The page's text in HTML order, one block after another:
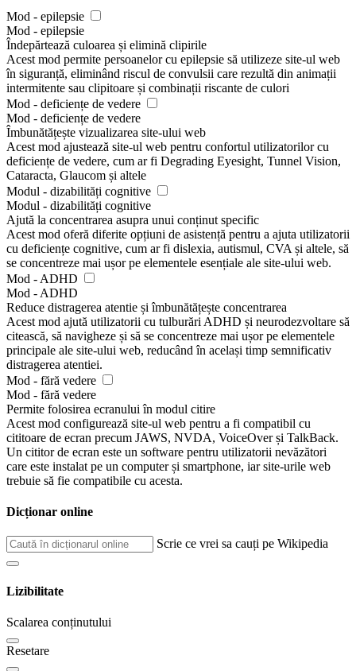
Mod - epilepsie
Mod - epilepsie
Îndepărtează culoarea și elimină clipirile
Acest mod permite persoanelor cu epilepsie să utilizeze site-ul web
în siguranță, eliminând riscul de convulsii care rezultă din animații
intermitente sau clipitoare și combinații riscante de culori
Mod - deficiențe de vedere
Mod - deficiențe de vedere
Îmbunătățește vizualizarea site-ului web
Acest mod ajustează site-ul web pentru confortul utilizatorilor cu
deficiențe de vedere, cum ar fi Degrading Eyesight, Tunnel Vision,
Cataracta, Glaucom și altele
Modul - dizabilități cognitive
Modul - dizabilități cognitive
Ajută la concentrarea asupra unui conținut specific
Acest mod oferă diferite opțiuni de asistență pentru a ajuta utilizatorii
cu deficiențe cognitive, cum ar fi dislexia, autismul, CVA și altele, să
se concentreze mai ușor pe elementele esențiale ale site-ului web.
Mod - ADHD
Mod - ADHD
Reduce distragerea atentie și îmbunătățește concentrarea
Acest mod ajută utilizatorii cu tulburări ADHD și neurodezvoltare să
citească, să navigheze și să se concentreze mai ușor pe elementele
principale ale site-ului web, reducând în același timp semnificativ
distragerea atentiei.
Mod - fără vedere
Mod - fără vedere
Permite folosirea ecranului în modul citire
Acest mod configurează site-ul web pentru a fi compatibil cu
cititoare de ecran precum JAWS, NVDA, VoiceOver și TalkBack.
Un cititor de ecran este un software pentru utilizatorii nevăzători
care este instalat pe un computer și smartphone, iar site-urile web
trebuie să fie compatibile cu acesta.
Dicționar online
Scrie ce vrei sa cauți pe Wikipedia
Lizibilitate
Scalarea conținutului
Resetare